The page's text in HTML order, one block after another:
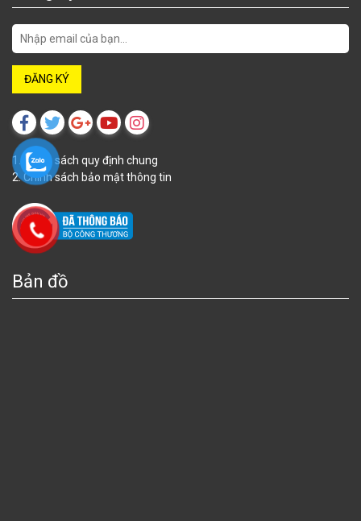
1. Chính sách quy định chung
2. Chính sách bảo mật thông tin
Bản đồ